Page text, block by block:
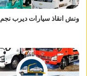
ونش انقاذ سيارات ديرب نجم